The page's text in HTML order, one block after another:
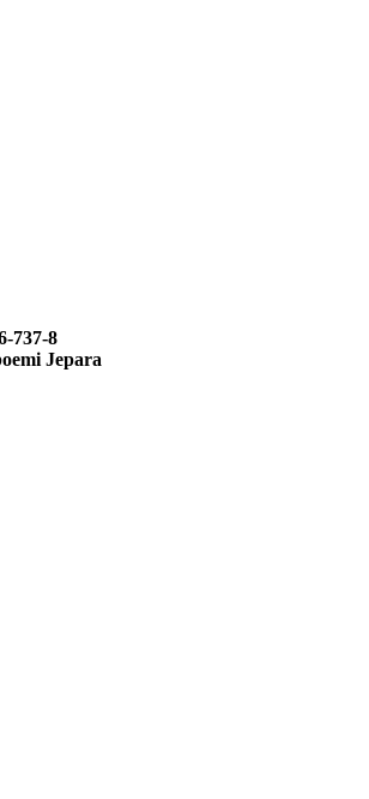
sudah saya terima dan p...
737-8
Jepara